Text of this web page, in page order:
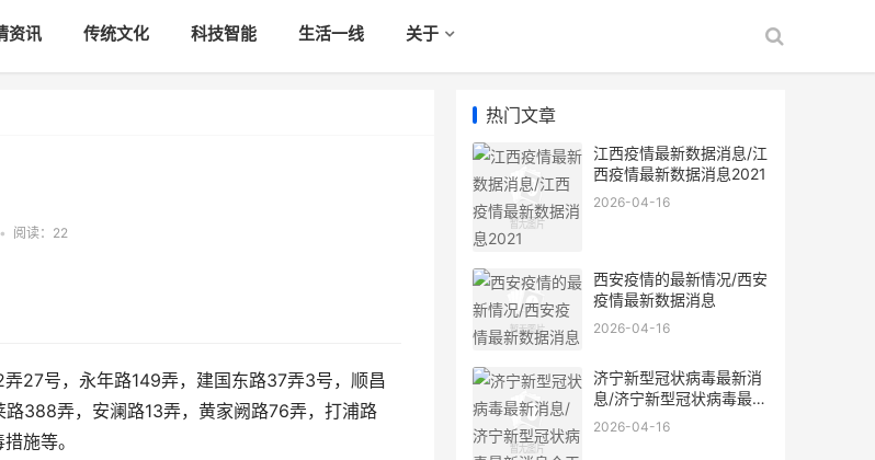
资讯 传统文化 科技智能 生活一线 关于
• 阅读： 22
27号，永年路149弄，建国东路37弄3号，顺昌
388弄，安澜路13弄，黄家阙路76弄，打浦路
施等。
热门文章
江西疫情最新数据消息/江
西疫情最新数据消息2021
2026-04-16
西安疫情的最新情况/西安
疫情最新数据消息
2026-04-16
济宁新型冠状病毒最新消
息/济宁新型冠状病毒最新
消息今天
2026-04-16